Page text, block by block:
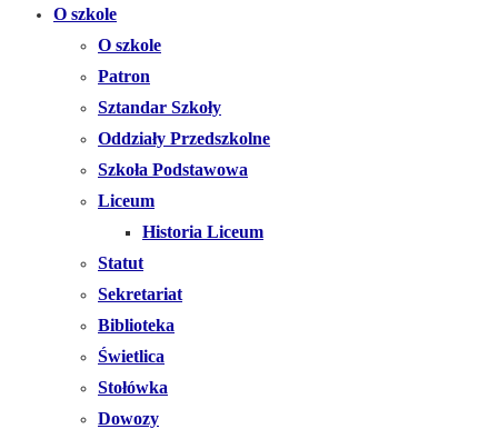
O szkole
O szkole
Patron
Sztandar Szkoły
Oddziały Przedszkolne
Szkoła Podstawowa
Liceum
Historia Liceum
Statut
Sekretariat
Biblioteka
Świetlica
Stołówka
Dowozy